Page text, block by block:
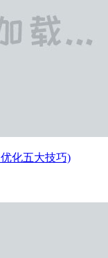
化五大技巧)